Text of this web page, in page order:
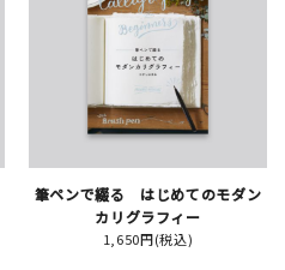
筆ペンで綴る はじめてのモダン
カリグラフィー
1,650円(税込)